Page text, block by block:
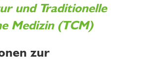
und Traditionelle
Medizin (TCM)
zur